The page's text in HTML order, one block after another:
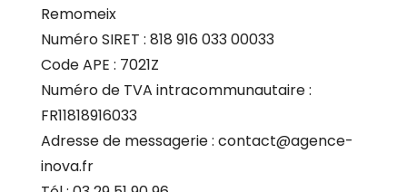
Remomeix
Numéro SIRET : 818 916 033 00033
Code APE : 7021Z
Numéro de TVA intracommunautaire :
FR11818916033
Adresse de messagerie : contact@agence-
inova.fr